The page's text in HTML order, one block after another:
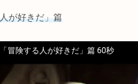
が好きだ」篇
「冒険する人が好きだ」篇 60秒